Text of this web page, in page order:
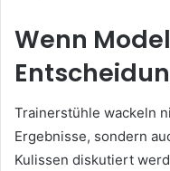
Wenn
Trainerstühle wackeln
Ergebnisse, sondern
Kulissen diskutiert